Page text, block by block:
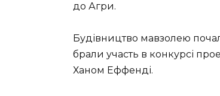
до Агри.
Будівництво мавзолею
брали участь в конкурсі
Ханом Еффенді.